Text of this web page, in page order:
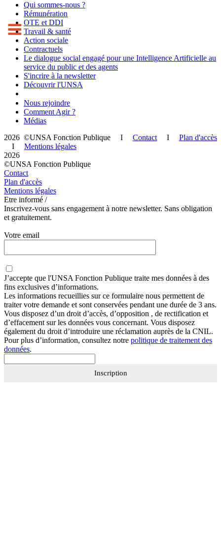
Qui sommes-nous ?
Rémunération
OTE et DDI
Travail & santé
Action sociale
Contractuels
Le dialogue social engagé pour une Intelligence Artificielle au
service du public et des agents
S'incrire à la newsletter
Découvrir l'UNSA
Nous rejoindre
Comment Agir ?
Médias
2026 ©UNSA Fonction Publique I Contact I Plan d'accès
I Mentions légales
2026
©UNSA Fonction Publique
Contact
Plan d'accès
Mentions légales
Etre informé /
Inscrivez-vous sans engagement à notre newsletter. Sans obligation
et gratuitement.
Votre email
J’accepte que l'UNSA Fonction Publique traite mes données à des
fins exclusives d’informations.
Les informations recueillies sur ce formulaire nous permettent de
traiter votre demande et sont conservées pendant une durée de 3 ans.
Vous disposez d’un droit d’accès, d’opposition , de rectification et
d’effacement sur les données vous concernant. Vous disposez
également du droit d’introduire une réclamation auprès de la CNIL.
Pour plus d’information, consultez notre politique de traitement des
données.
Inscription